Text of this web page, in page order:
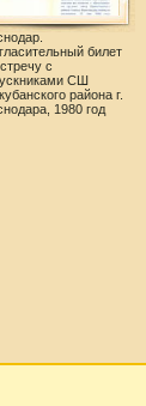
билет
с
СШ
района г.
1980 год